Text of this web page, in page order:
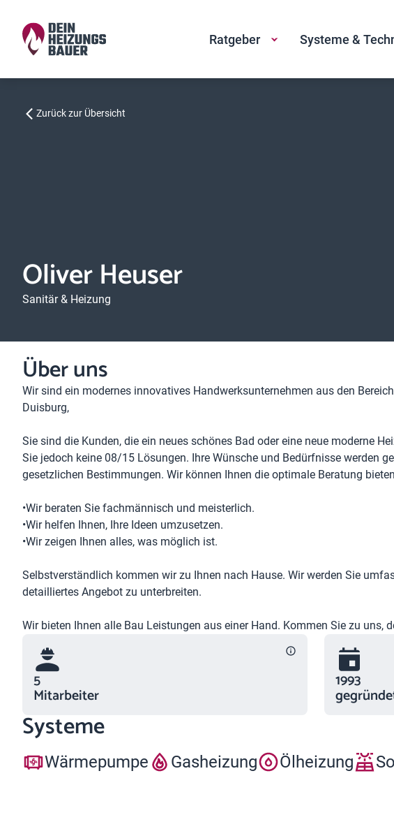
Ratgeber Systeme &
Zurück zur Übersicht
Oliver Heuser
Sanitär & Heizung
Über uns
Wir sind ein modernes innovatives Handwerksunternehmen aus den
Duisburg,
Sie sind die Kunden, die ein neues schönes Bad oder eine neue moderne
Sie jedoch keine 08/15 Lösungen. Ihre Wünsche und Bedürfnisse werden
gesetzlichen Bestimmungen. Wir können Ihnen die optimale Beratung
•Wir beraten Sie fachmännisch und meisterlich.
•Wir helfen Ihnen, Ihre Ideen umzusetzen.
•Wir zeigen Ihnen alles, was möglich ist.
Selbstverständlich kommen wir zu Ihnen nach Hause. Wir werden Sie
detailliertes Angebot zu unterbreiten.
Wir bieten Ihnen alle Bau Leistungen aus einer Hand. Kommen Sie zu uns,
5
Mitarbeiter
1993
Systeme
Wärmepumpe Gasheizung Ölheizung